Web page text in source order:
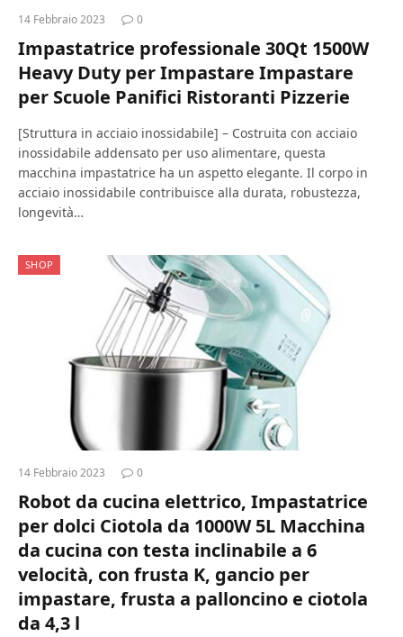
14 Febbraio 2023 0
Impastatrice professionale 30Qt 1500W
Heavy Duty per Impastare Impastare
per Scuole Panifici Ristoranti Pizzerie
[Struttura in acciaio inossidabile] – Costruita con acciaio
inossidabile addensato per uso alimentare, questa
macchina impastatrice ha un aspetto elegante. Il corpo in
acciaio inossidabile contribuisce alla durata, robustezza,
longevità…
SHOP
14 Febbraio 2023 0
Robot da cucina elettrico, Impastatrice
per dolci Ciotola da 1000W 5L Macchina
da cucina con testa inclinabile a 6
velocità, con frusta K, gancio per
impastare, frusta a palloncino e ciotola
da 4,3 l